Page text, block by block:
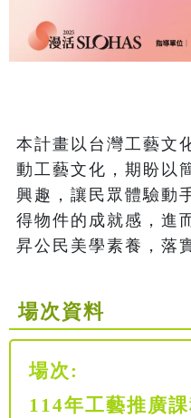
本計畫以台灣工藝文
動工藝文化，期盼以
興趣，讓民眾體驗動
得物件的成就感，進
昇公民美學素養，落
場次資料
場次:
114年工藝推廣